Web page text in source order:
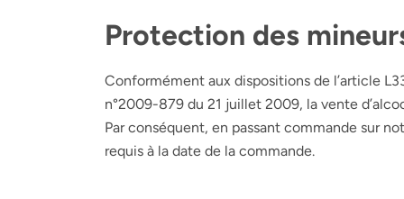
Protection des
Conformément aux dispositions de l’article
n°2009-879 du 21 juillet 2009, la vente
Par conséquent, en passant commande sur
requis à la date de la commande.